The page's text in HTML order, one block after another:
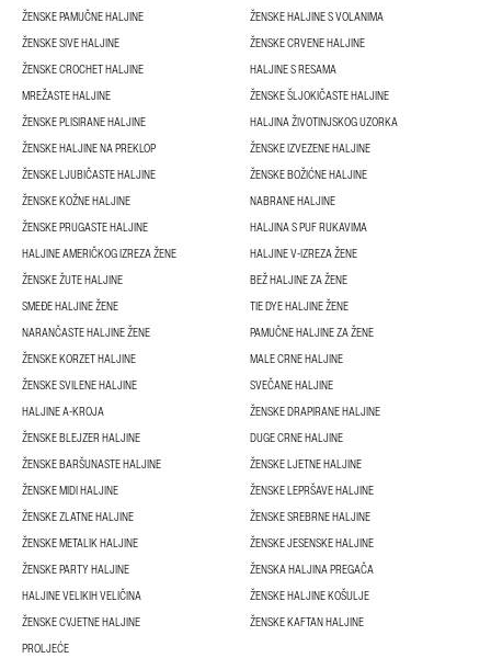
ŽENSKE PAMUČNE HALJINE
ŽENSKE HALJINE S VOLANIMA
ŽENSKE SIVE HALJINE
ŽENSKE CRVENE HALJINE
ŽENSKE CROCHET HALJINE
HALJINE S RESAMA
MREŽASTE HALJINE
ŽENSKE ŠLJOKIČASTE HALJINE
ŽENSKE PLISIRANE HALJINE
HALJINA ŽIVOTINJSKOG UZORKA
ŽENSKE HALJINE NA PREKLOP
ŽENSKE IZVEZENE HALJINE
ŽENSKE LJUBIČASTE HALJINE
ŽENSKE BOŽIĆNE HALJINE
ŽENSKE KOŽNE HALJINE
NABRANE HALJINE
ŽENSKE PRUGASTE HALJINE
HALJINA S PUF RUKAVIMA
HALJINE AMERIČKOG IZREZA ŽENE
HALJINE V-IZREZA ŽENE
ŽENSKE ŽUTE HALJINE
BEŽ HALJINE ZA ŽENE
SMEĐE HALJINE ŽENE
TIE DYE HALJINE ŽENE
NARANČASTE HALJINE ŽENE
PAMUČNE HALJINE ZA ŽENE
ŽENSKE KORZET HALJINE
MALE CRNE HALJINE
ŽENSKE SVILENE HALJINE
SVEČANE HALJINE
HALJINE A-KROJA
ŽENSKE DRAPIRANE HALJINE
ŽENSKE BLEJZER HALJINE
DUGE CRNE HALJINE
ŽENSKE BARŠUNASTE HALJINE
ŽENSKE LJETNE HALJINE
ŽENSKE MIDI HALJINE
ŽENSKE LEPRŠAVE HALJINE
ŽENSKE ZLATNE HALJINE
ŽENSKE SREBRNE HALJINE
ŽENSKE METALIK HALJINE
ŽENSKE JESENSKE HALJINE
ŽENSKE PARTY HALJINE
ŽENSKA HALJINA PREGAČA
HALJINE VELIKIH VELIČINA
ŽENSKE HALJINE KOŠULJE
ŽENSKE CVJETNE HALJINE
ŽENSKE KAFTAN HALJINE
PROLJEĆE